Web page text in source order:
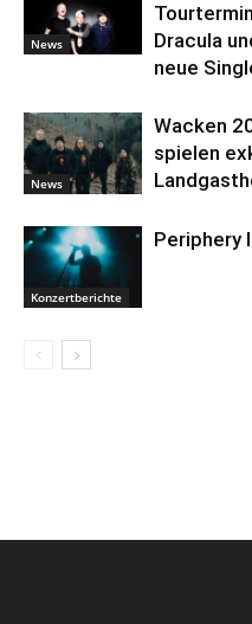
News
Dracula
neue
News
Wacken
spielen
Konzertberichte
Periphery